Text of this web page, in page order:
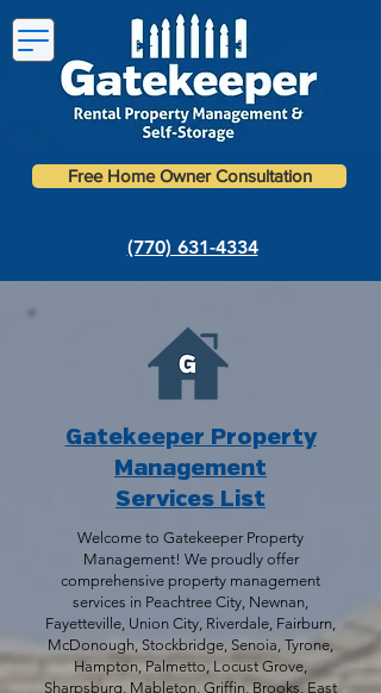
(770) 631-4334
Free Home Owner Consultation
Gatekeeper Property
Management
Services List
Welcome to Gatekeeper Property
Management! We proudly offer
comprehensive property management
services in Peachtree City, Newnan,
Fayetteville, Union City, Riverdale, Fairburn,
McDonough, Stockbridge, Senoia, Tyrone,
Hampton, Palmetto, Locust Grove,
Sharpsburg, Mableton, Griffin, Brooks, East